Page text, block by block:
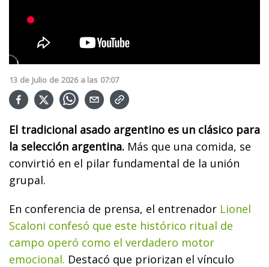
13 de Julio de 2026 a las 07:07
El tradicional asado argentino es un clásico para
la selección argentina. Más que una comida, se
convirtió en el pilar fundamental de la unión
grupal.
En conferencia de prensa, el entrenador Lionel
Scaloni confesó que este histórico ritual de
campo operó como el verdadero motor
emocional. Destacó que priorizan el vínculo